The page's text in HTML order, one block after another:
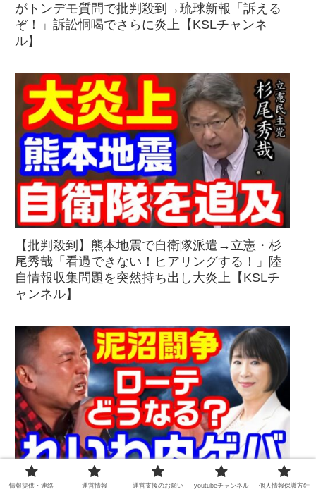
がトンデモ質問で批判殺到→琉球新報「訴える
ぞ！」訴訟恫喝でさらに炎上【KSLチャンネ
ル】
【批判殺到】熊本地震で自衛隊派遣→立憲・杉
尾秀哉「看過できない！ヒアリングする！」陸
自情報収集問題を突然持ち出し大炎上【KSLチ
ャンネル】
情報提供・連絡 運営情報 運営支援のお願い youtubeチャンネル 個人情報保護方針